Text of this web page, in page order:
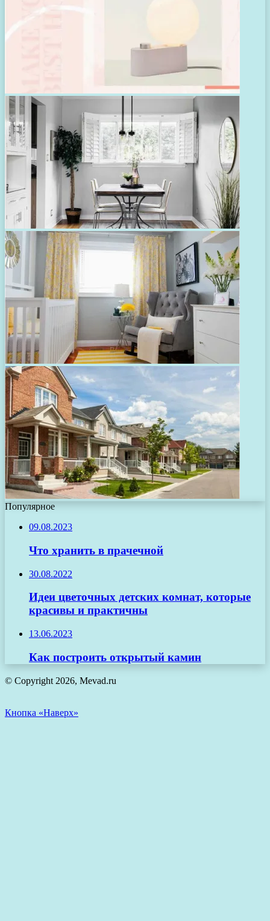
Популярное
09.08.2023
Что хранить в прачечной
30.08.2022
Идеи цветочных детских комнат, которые
красивы и практичны
13.06.2023
Как построить открытый камин
© Copyright 2026, Mevad.ru
Кнопка «Наверх»